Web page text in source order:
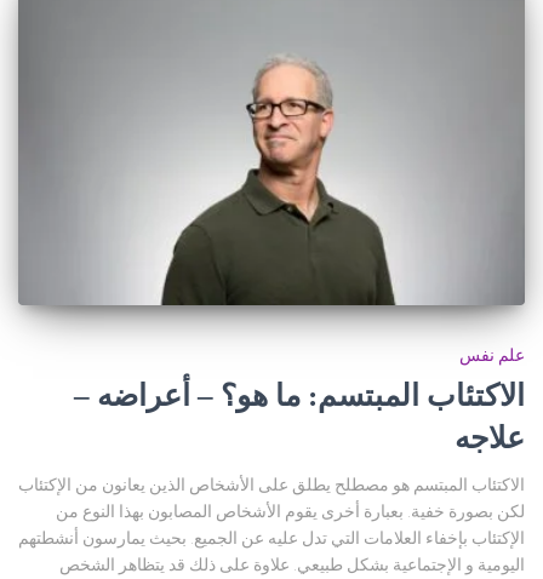
علم نفس
الاكتئاب المبتسم: ما هو؟ – أعراضه –
علاجه
الاكتئاب المبتسم هو مصطلح يطلق على الأشخاص الذين يعانون من الإكتئاب
لكن بصورة خفية. بعبارة أخرى يقوم الأشخاص المصابون بهذا النوع من
الإكتئاب بإخفاء العلامات التي تدل عليه عن الجميع. بحيث يمارسون أنشطتهم
اليومية و الإجتماعية بشكل طبيعي. علاوة على ذلك قد يتظاهر الشخص